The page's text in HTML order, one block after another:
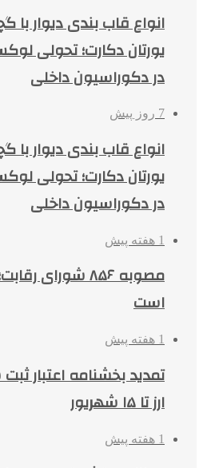
انواع قاب بندی دیوار
یورتان دکارت؛ تحولی
در دکوراسیون داخلی
7 روز پیش
انواع قاب بندی دیوار
یورتان دکارت؛ تحولی
در دکوراسیون داخلی
1 هفته پیش
مصوبه ۸۵۶ شورای
است
1 هفته پیش
تمدید بخشنامه اعتبار
ارز تا ۱۵ شهریور
1 هفته پیش